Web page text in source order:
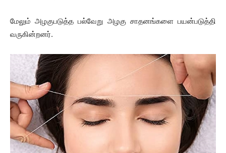
மேலும் அழகுபடுத்த பல்வேறு அழகு சாதனங்களை பயன்படுத்தி
வருகின்றனர்.